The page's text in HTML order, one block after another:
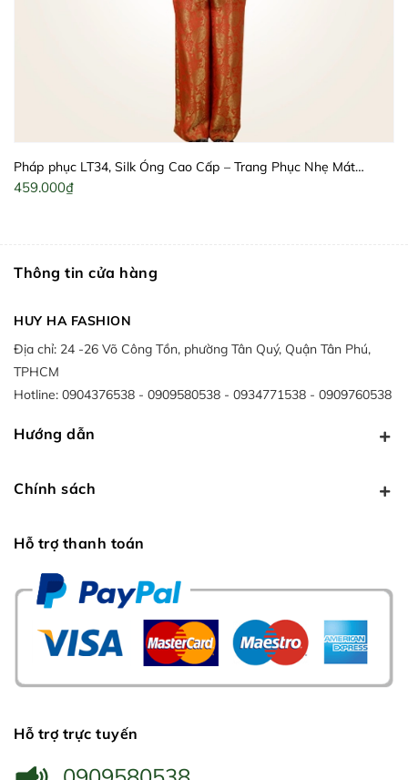
Pháp phục LT34, Silk Óng Cao Cấp – Trang Phục Nhẹ Mát
Thanh Lịch Cho Quý Cô | HUY HÀ
459.000₫
Thông tin cửa hàng
HUY HA FASHION
Địa chỉ: 24 -26 Võ Công Tồn, phường Tân Quý, Quận Tân Phú,
TPHCM
Hotline: 0904376538 0909580538 0934771538 0909760538
Hướng dẫn
Chính sách
Hỗ trợ thanh toán
Hỗ trợ trực tuyến